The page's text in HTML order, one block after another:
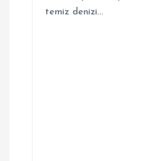
temiz denizi…